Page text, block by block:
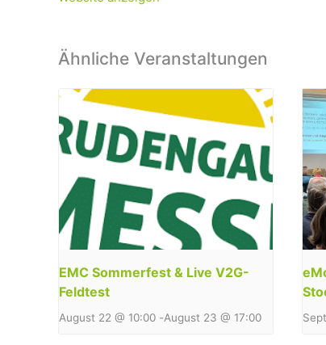
Ähnliche Veranstaltungen
EMC Sommerfest & Live V2G-
Feldtest
August 22 @ 10:00 -August 23 @ 17:00